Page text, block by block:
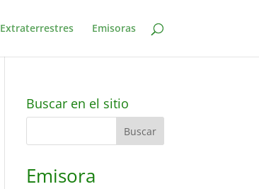
Extraterrestres Emisoras
Buscar en el sitio
Emisora